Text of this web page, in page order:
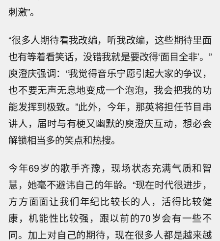
刺激”。
“很多人期待看我改编，听我改编，这些期待里面
也有等着看笑话，没错我就是要改得‘面目全非’。”
庾澄庆强调：“我觉得音乐宁愿引起大家的争议，
也不要无声无息地变成一个泡泡，我会把我的功
能发挥到极致。”此外，今年，那英将担任节目串
讲人，届时与有梗又幽默的庾澄庆互动，想必会
解锁相当多的笑点和热搜。
今年69岁的歌手齐豫，现场状态充满气质和智
慧，她毫不避讳自己的年龄。“现在时代很进步，
方方面面让我们年纪比较长的人，活得比较健
康，机能性比较强，跟以前的70岁会有一些不
同。加上对自己的期待，现在很多人都是越来越